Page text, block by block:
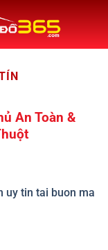
An Toàn &